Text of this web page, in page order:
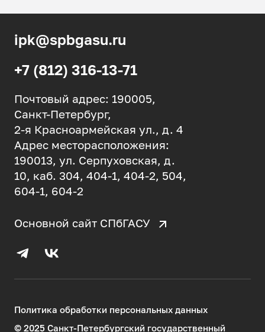
ipk@spbgasu.ru
+7 (812) 316-13-71
Почтовый адрес: 190005,
Санкт-Петербург,
2-я Красноармейская ул., д. 4
Адрес месторасположения:
190013, ул. Серпуховская, д.
10, каб. 304, 404-1, 404-2, 504,
604-1, 604-2
Основной сайт СПбГАСУ
Политика обработки персональных данных
© 2025 Санкт-Петербургский государственный